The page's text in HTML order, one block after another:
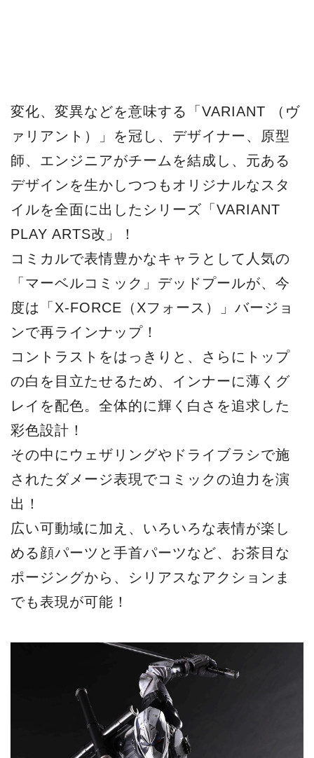
度は「X-FORCE（Xフォース）」バージョ
ンで再ラインナップ！
コントラストをはっきりと、さらにトップ
の白を目立たせるため、インナーに薄くグ
レイを配色。全体的に輝く白さを追求した
彩色設計！
その中にウェザリングやドライブラシで施
されたダメージ表現でコミックの迫力を演
出！
広い可動域に加え、いろいろな表情が楽し
める顔パーツと手首パーツなど、お茶目な
ポージングから、シリアスなアクションま
でも表現が可能！